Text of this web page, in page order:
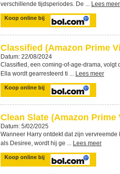
verschillende tijdsperiodes. De ... Lees meer
Koop online bij
Classified (Amazon Prime
Datum: 22/08/2024
Classified, een coming-of-age-drama,
Ella wordt gearresteerd ti ... Lees meer
Koop online bij
Clean Slate (Amazon Prime
Datum: 5/02/2025
Wanneer Harry ontdekt dat zijn
als Desiree, wordt hij ge ... Lees meer
Koop online bij